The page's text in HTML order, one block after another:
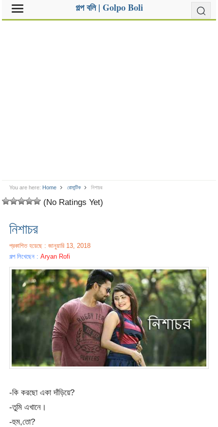
গল্প বলি | Golpo Boli
You are here: Home রোমান্টিক নিশাচর
(No Ratings Yet)
নিশাচর
প্রকাশিত হয়েছে : জানুয়ারি 13, 2018
গল্প লিখেছেন :Aryan Rofi
-কি করছো একা দাঁড়িয়ে?
-তুমি এখানে।
-হুম,তো?